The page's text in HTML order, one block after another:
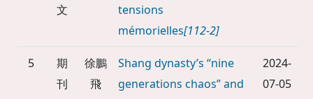
文
tensions
mémorielles[112-2]
5
期
刊
徐鵬
飛
Shang dynasty’s “nine
generations chaos” and
2024-
07-05